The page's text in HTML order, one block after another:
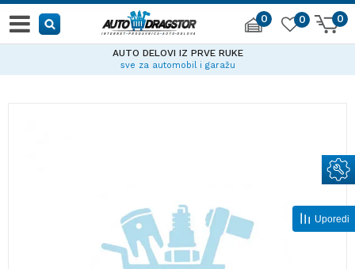
0 0
0
AUTO DELOVI IZ PRVE RUKE
sve za automobil i garažu
Uporedi